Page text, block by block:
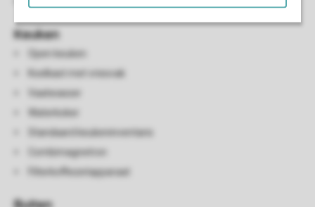
Keuken
Open keuken
Koelkast met vriesvak
Vaatwasser
Waterkoker
Standaard keukeninventaris
Combimagnetron
Filterkoffiezetapparaat